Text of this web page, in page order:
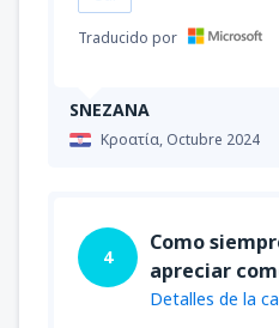
SNEZANA
Κροατία, Octubre 2024
Traducido por
4
Como
apreciar
Detalles de la